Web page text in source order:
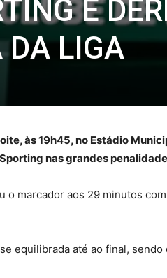
É
DA LIGA
às 19h45, no Estádio
nas grandes
o marcador aos 29 minutos
equilibrada até ao final,